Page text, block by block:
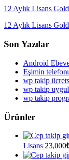
12 Aylık Lisans Gold
12 Aylık Lisans
Son Yazılar
Android
Eşimin
wp takip
wp takip
wp takip
Ürünler
Lisans 23,000